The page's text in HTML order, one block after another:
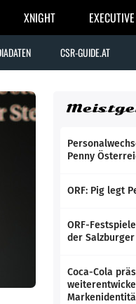
XNIGHT
CSR-GUIDE.AT
Penny
ORF: Pig legt
ORF-
der
Coca-Cola